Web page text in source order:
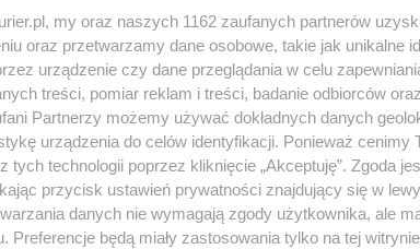
Agencji Nieruchomości Rolnych zawiadomili
przez rolników polegającego na
powiecie pyrzyckim. Rolnicy mieli się
a działkę kupi wcześniej ustalona przez
przetargowych. Prokuratura dysponowała
przez rolników. Między innymi w oparciu
my oraz naszych 1162 zaufanych partnerów
oraz przetwarzamy dane osobowe, takie jak unikalne
urządzenie czy dane przeglądania w celu
treści, pomiar reklam i treści, badanie odbiorców
Partnerzy możemy używać dokładnych danych
urządzenia do celów identyfikacji. Ponieważ cenimy
tych technologii poprzez kliknięcie „Akceptuję”. Zgoda
przycisk ustawień prywatności znajdujący się w
danych nie wymagają zgody użytkownika, ale
Preferencje będą miały zastosowania tylko na tej